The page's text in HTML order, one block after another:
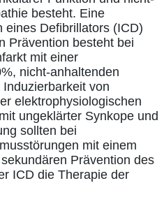
besteht. Eine
eines Defibrillators (ICD)
Prävention besteht bei
mit einer
nicht-anhaltenden
von
elektrophysiologischen
ungeklärter Synkope und
sollten bei
mit einem
Prävention des
ICD die Therapie der